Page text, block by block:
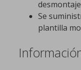
Se
plantilla